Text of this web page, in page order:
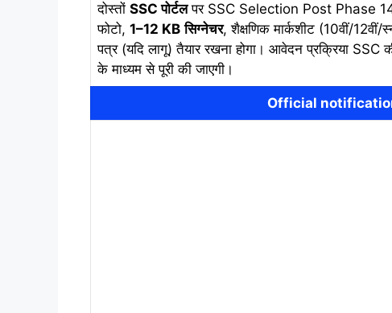
दोस्तों SSC पोर्टलपर SSC Selection Post Phase 14
फोटो, 1–12 KB सिग्नेचर, शैक्षणिक मार्कशीट (10वीं/
पत्र (यदि लागू) तैयार रखना होगा। आवेदन प्रक्रिया
के माध्यम से पूरी की जाएगी।
Official